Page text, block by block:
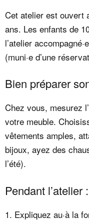
Cet atelier est ouvert
ans. Les enfants de
l’atelier
(muni·e d’une
Bien préparer
Chez vous, mesurez
votre meuble.
vêtements amples,
bijoux, ayez des
l’été).
Pendant l’atelier :
1. Expliquez au·à la